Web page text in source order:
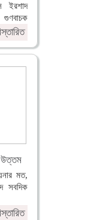
ইরশাদ
উত্তম
মত,
সবদিক